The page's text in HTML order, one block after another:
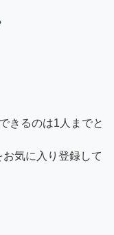
きるのは1人までと
気に入り登録して